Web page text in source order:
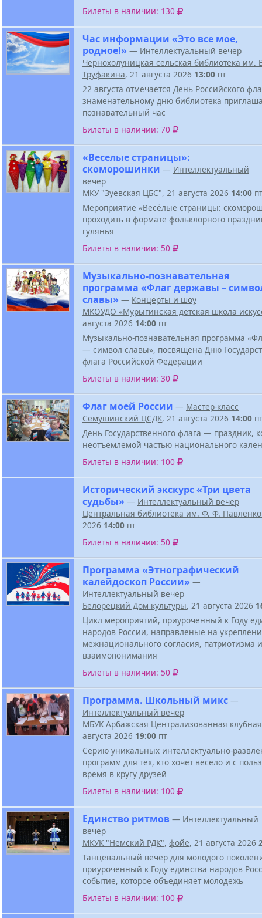
Билеты в наличии: 130
Час информации «Это все мое,
родное!» — Интеллектуальный вечер
Чернохолуницкая сельская библиотека им.
Труфакина, 21 августа 2026 13:00 пт
22 августа отмечается День Российского
знаменательному дню библиотека
познавательный час
Билеты в наличии: 70
«Веселые страницы»:
скоморошинки — Интеллектуальный
вечер
МКУ "Зуевская ЦБС", 21 августа 2026 14:00 пт
Мероприятие «Весёлые страницы:
проходить в формате фольклорного
гулянья
Билеты в наличии: 50
Музыкально-познавательная
программа «Флаг державы –
славы» — Концерты и шоу
МКОУДО «Мурыгинская детская школа
августа 2026 14:00 пт
Музыкально-познавательная программа
— символ славы», посвящена Дню
флага Российской Федерации
Билеты в наличии: 30
Флаг моей России — Мастер-класс
Семушинский ЦСДК, 21 августа 2026 14:00 пт
День Государственного флага — праздник,
неотъемлемой частью национального
Билеты в наличии: 100
Исторический экскурс «Три цвета
судьбы» — Интеллектуальный вечер
Центральная библиотека им. Ф. Ф.
2026 14:00 пт
Билеты в наличии: 50
Программа «Этнографический
калейдоскоп России» —
Интеллектуальный вечер
Белорецкий Дом культуры, 21 августа 2026
Цикл мероприятий, приуроченный к Году
народов России, направленые на
межнационального согласия, патриотизма и
взаимопонимания
Билеты в наличии: 50
Программа. Школьный микс —
Интеллектуальный вечер
МБУК Арбажская Централизованная
августа 2026 19:00 пт
Серию уникальных интеллектуально-
программ для тех, кто хочет весело и с
время в кругу друзей
Билеты в наличии: 100
Единство ритмов — Интеллектуальный
вечер
МКУК "Немский РДК", фойе, 21 августа 2026
Танцевальный вечер для молодого
приуроченный к Году единства народов
событие, которое объединяет молодежь
Билеты в наличии: 100